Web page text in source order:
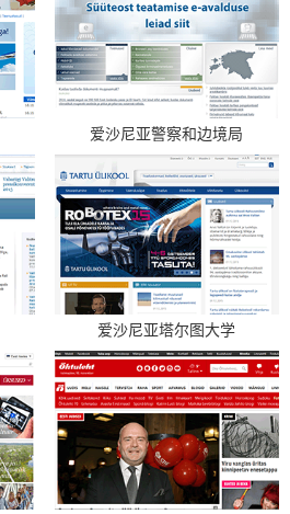
爱沙尼亚警察和边境局
爱沙尼亚塔尔图大学